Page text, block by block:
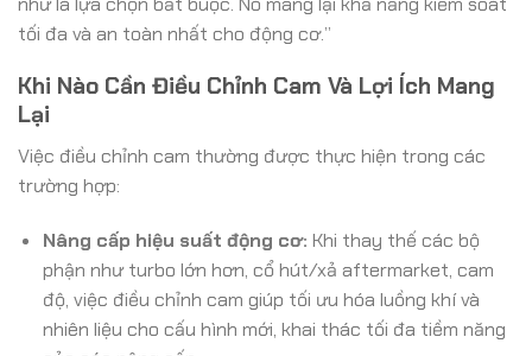
tối đa và an toàn nhất cho động cơ.”
Khi Nào Cần Điều Chỉnh Cam Và Lợi Ích Mang
Lại
Việc điều chỉnh cam thường được thực hiện trong các
trường hợp:
Nâng cấp hiệu suất động cơ: Khi thay thế các bộ
phận như turbo lớn hơn, cổ hút/xả aftermarket, cam
độ, việc điều chỉnh cam giúp tối ưu hóa luồng khí và
nhiên liệu cho cấu hình mới, khai thác tối đa tiềm năng